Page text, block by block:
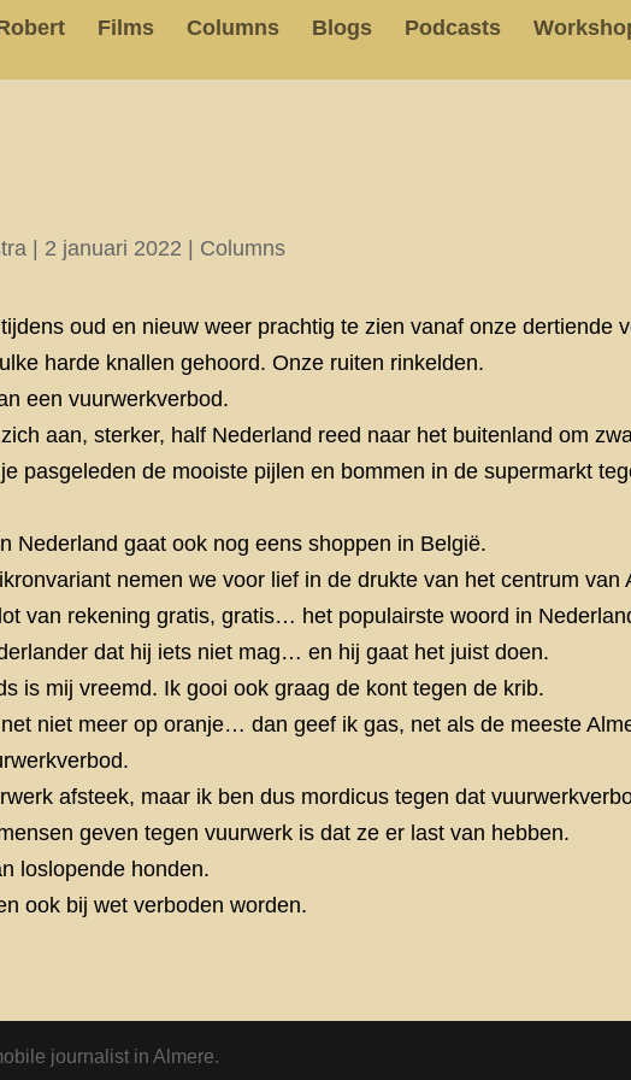
Films Columns Blogs Podcasts
| 2 januari 2022 | Columns
oud en nieuw weer prachtig te zien vanaf onze dertiende
harde knallen gehoord. Onze ruiten rinkelden.
een vuurwerkverbod.
aan, sterker, half Nederland reed naar het buitenland om
pasgeleden de mooiste pijlen en bommen in de supermarkt
Nederland gaat ook nog eens shoppen in België.
nemen we voor lief in de drukte van het centrum van
van rekening gratis, gratis… het populairste woord in
dat hij iets niet mag… en hij gaat het juist doen.
is mij vreemd. Ik gooi ook graag de kont tegen de krib.
niet meer op oranje… dan geef ik gas, net als de meeste
afsteek, maar ik ben dus mordicus tegen dat
geven tegen vuurwerk is dat ze er last van hebben.
loslopende honden.
ook bij wet verboden worden.
journalist in Almere.